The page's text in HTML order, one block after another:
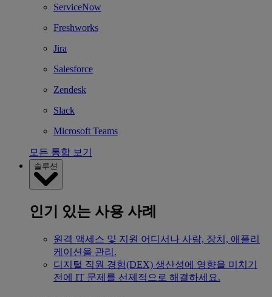
ServiceNow
Freshworks
Jira
Salesforce
Zendesk
Slack
Microsoft Teams
모든 통합 보기
솔루션
인기 있는 사용 사례
원격 액세스 및 지원 어디서나 사람, 장치, 애플리
케이션을 관리.
디지털 직원 경험(DEX) 생산성에 영향을 미치기
전에 IT 문제를 선제적으로 해결하세요.